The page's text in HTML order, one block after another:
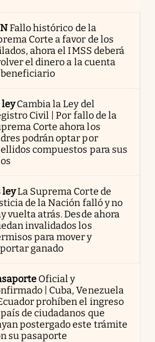
Fallo histórico de la
Corte a favor de los
ahora el IMSS deberá
el dinero a la cuenta
ley Cambia la Ley del
Civil | Por fallo de la
Corte ahora los
podrán optar por
compuestos para sus
leyLa Suprema Corte de
de la Nación falló y no
vuelta atrás. Desde ahora
invalidados los
para mover y
ganado
Oficial y
| Cuba, Venezuela
prohíben el ingreso
de ciudadanos que
postergado este trámite
su pasaporte